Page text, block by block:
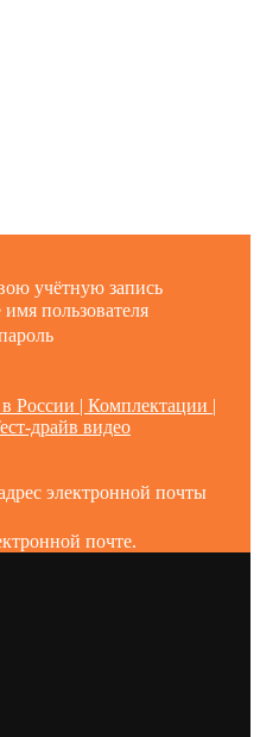
учётную запись
пользователя
России | Комплектации |
драйв видео
электронной почты
почте.